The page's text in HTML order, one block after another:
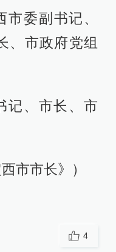
市委副书记、
、市政府党组
记、市长、市
市市长》）
4